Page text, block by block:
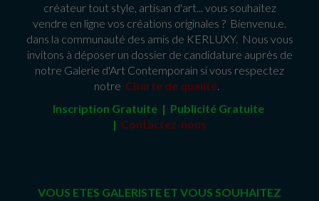
créateur tout style, artisan d'art... vous souhaitez
vendre en ligne vos créations originales ? Bienvenu.e.
dans la communauté des amis de KERLUXY. Nous vous
invitons à déposer un dossier de candidature auprès de
notre Galerie d'Art Contemporain si vous respectez
notre Charte de qualité.
Inscription Gratuite | Publicité Gratuite
| Contactez-nous
VOUS ETES GALERISTE ET VOUS SOUHAITEZ